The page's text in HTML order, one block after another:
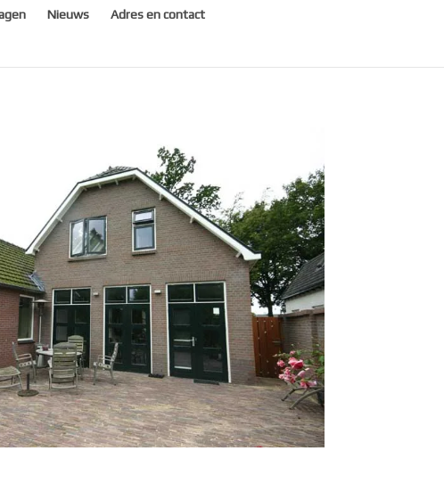
Nieuws Adres en contact